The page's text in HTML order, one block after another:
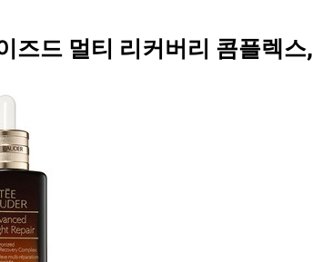
즈드 멀티 리커버리 콤플렉